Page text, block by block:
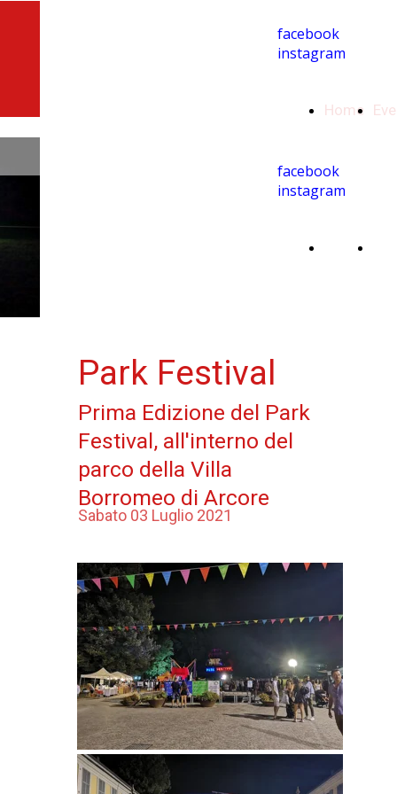
Home
facebook
instagram
facebook
instagram
Home
Park Festival
Prima Edizione del Park
Festival, all'interno del
parco della Villa
Borromeo di Arcore
Sabato 03 Luglio 2021